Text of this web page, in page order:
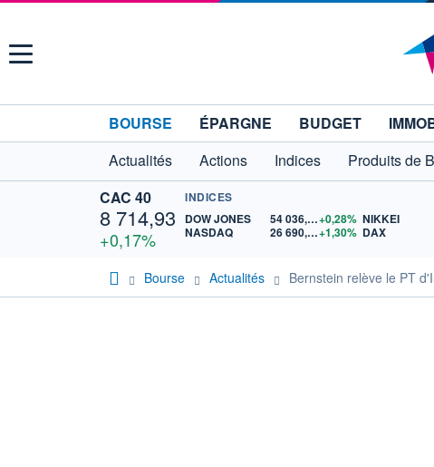
Menu
BOURSE ÉPARGNE BUDGET
Actualités
Actions Indices Produits de
CAC 40
8 714,93
+0,17%
INDICES
DOW JONES
54 036,93+0,28%
NASDAQ
26 690,62+1,30%
NIKKEI
DAX
Bourse Actualités Bernstein relève le PT